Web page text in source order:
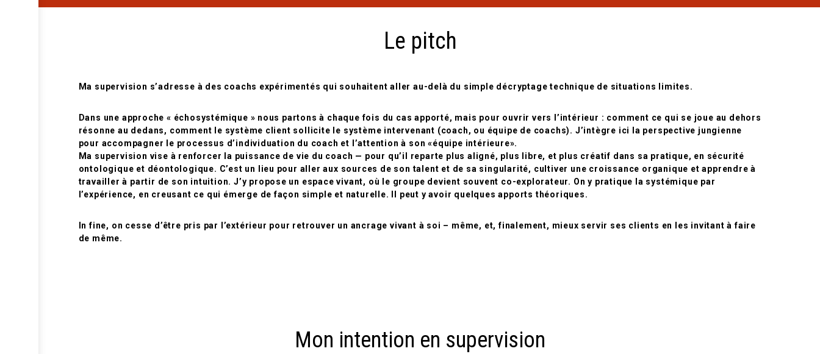
Le pitch
Ma supervision s’adresse à des coachs expérimentés qui souhaitent aller au-delà du simple décryptage technique de situations limites.
Dans une approche « échosystémique » nous partons à chaque fois du cas apporté, mais pour ouvrir vers l’intérieur : comment ce qui se joue au dehors
résonne au dedans, comment le système client sollicite le système intervenant (coach, ou équipe de coachs). J’intègre ici la perspective jungienne
pour accompagner le processus d’individuation du coach et l’attention à son «équipe intérieure».
Ma supervision vise à renforcer la puissance de vie du coach — pour qu’il reparte plus aligné, plus libre, et plus créatif dans sa pratique, en sécurité
ontologique et déontologique. C’est un lieu pour aller aux sources de son talent et de sa singularité, cultiver une croissance organique et apprendre à
travailler à partir de son intuition. J’y propose un espace vivant, où le groupe devient souvent co-explorateur. On y pratique la systémique par
l’expérience, en creusant ce qui émerge de façon simple et naturelle. Il peut y avoir quelques apports théoriques.
In fine, on cesse d’être pris par l’extérieur pour retrouver un ancrage vivant à soi – même, et, finalement, mieux servir ses clients en les invitant à faire
de même.
Mon intention en supervision